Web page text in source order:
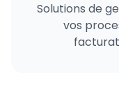
Solutions de
vos